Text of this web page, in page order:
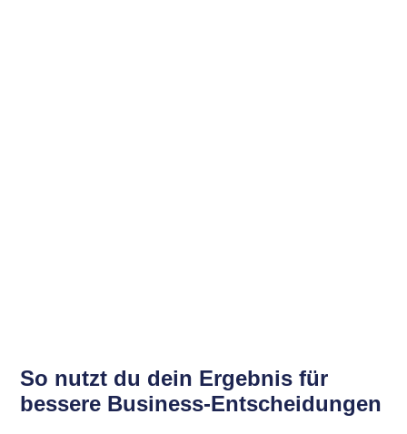
So nutzt du dein Ergebnis für
bessere Business-Entscheidungen